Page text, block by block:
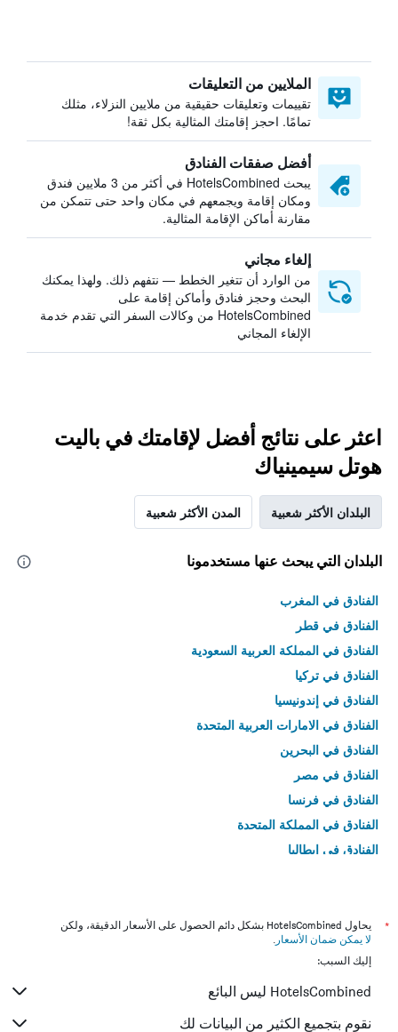
الملايين من التعليقات
تقييمات وتعليقات حقيقية من ملايين النزلاء، مثلك
تمامًا. احجز إقامتك المثالية بكل ثقة!
أفضل صفقات الفنادق
يبحث HotelsCombined في أكثر من 3 ملايين فندق
ومكان إقامة ويجمعهم في مكان واحد حتى تتمكن من
مقارنة أماكن الإقامة المثالية.
إلغاء مجاني
من الوارد أن تتغير الخطط — نتفهم ذلك. ولهذا يمكنك
البحث وحجز فنادق وأماكن إقامة على
HotelsCombined من وكالات السفر التي تقدم خدمة
الإلغاء المجاني
اعثر على نتائج أفضل لإقامتك في باليت
هوتل سيمينياك
البلدان الأكثر شعبية المدن الأكثر شعبية
البلدان التي يبحث عنها مستخدمونا
الفنادق في المغرب
الفنادق في قطر
الفنادق في المملكة العربية السعودية
الفنادق في تركيا
الفنادق في إندونيسيا
الفنادق في الامارات العربية المتحدة
الفنادق في البحرين
الفنادق في مصر
الفنادق في فرنسا
الفنادق في المملكة المتحدة
الفنادق في إيطاليا
*
يحاول HotelsCombined بشكل دائم الحصول على الأسعار الدقيقة، ولكن
لا يمكن ضمان الأسعار .
إليك السبب:
HotelsCombined ليس البائع
نقوم بتجميع الكثير من البيانات لك